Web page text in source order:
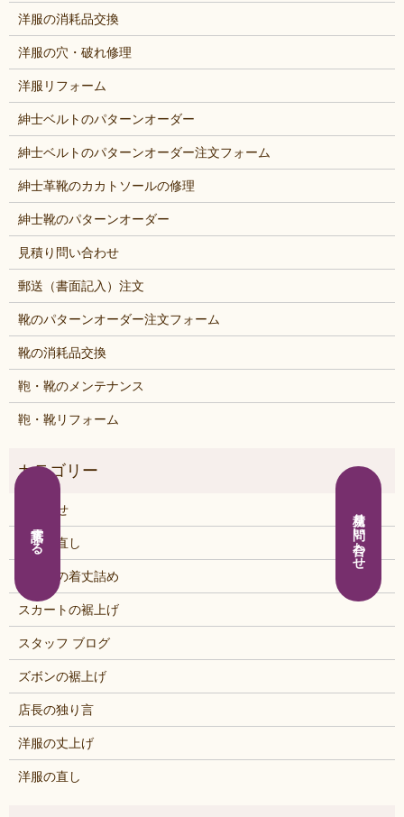
洋服の消耗品交換
洋服の穴・破れ修理
洋服リフォーム
紳士ベルトのパターンオーダー
紳士ベルトのパターンオーダー注文フォーム
紳士革靴のカカトソールの修理
紳士靴のパターンオーダー
見積り問い合わせ
郵送（書面記入）注文
靴のパターンオーダー注文フォーム
靴の消耗品交換
鞄・靴のメンテナンス
鞄・靴リフォーム
お知らせ
くつの直し
シャツの着丈詰め
スカートの裾上げ
スタッフ ブログ
ズボンの裾上げ
店長の独り言
洋服の丈上げ
洋服の直し
電話する 見積り問い合わせ